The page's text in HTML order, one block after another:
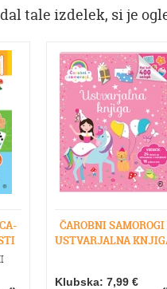
tale izdelek, si je
ČAROBNI SAMOROGI
USTVARJALNA
Klubska: 7,99 €